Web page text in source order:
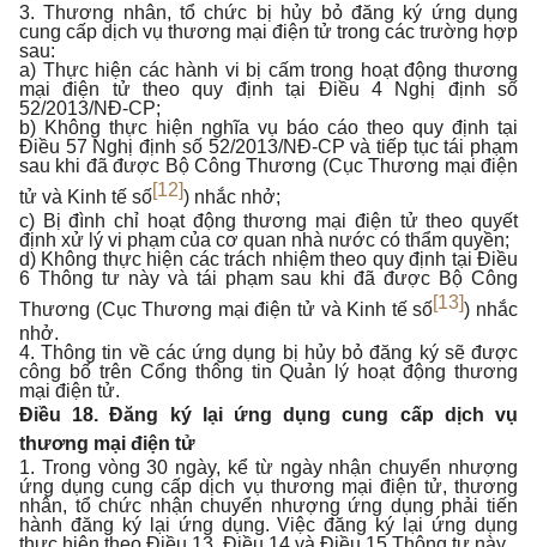
3. Thương nhân, tổ chức bị hủy bỏ đăng ký ứng dụng
cung cấp dịch vụ thương mại điện tử trong các trường hợp
sau:
a) Thực hiện các hành vi bị cấm trong hoạt động thương
mại điện tử theo quy định tại Điều 4 Nghị định số
52/2013/NĐ-CP;
b) Không thực hiện nghĩa vụ báo cáo theo quy định tại
Điều 57 Nghị định số 52/2013/NĐ-CP và tiếp tục tái phạm
sau khi đã được Bộ Công Thương (Cục Thương mại điện
tử và Kinh tế số[12]) nhắc nhở;
c) Bị đình chỉ hoạt động thương mại điện tử theo quyết
định xử lý vi phạm của cơ quan nhà nước có thẩm quyền;
d) Không thực hiện các trách nhiệm theo quy định tại Điều
6 Thông tư này và tái phạm sau khi đã được Bộ Công
Thương (Cục Thương mại điện tử và Kinh tế số[13]) nhắc
nhở.
4. Thông tin về các ứng dụng bị hủy bỏ đăng ký sẽ được
công bố trên Cổng thông tin Quản lý hoạt động thương
mại điện tử.
Điều 18. Đăng ký lại ứng dụng cung cấp dịch vụ
thương mại điện tử
1. Trong vòng 30 ngày, kể từ ngày nhận chuyển nhượng
ứng dụng cung cấp dịch vụ thương mại điện tử, thương
nhân, tổ chức nhận chuyển nhượng ứng dụng phải tiến
hành đăng ký lại ứng dụng. Việc đăng ký lại ứng dụng